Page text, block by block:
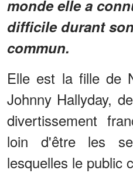
monde elle a
difficile durant
commun.
Elle est la fille de
Johnny Hallyday,
divertissement
loin d'être les
lesquelles le public